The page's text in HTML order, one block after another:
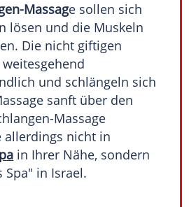
Massage sollen sich
lösen und die Muskeln
Die nicht giftigen
und schlängeln sich
sanft über den
Massage
allerdings nicht in
in Ihrer Nähe, sondern
Spa" in Israel.